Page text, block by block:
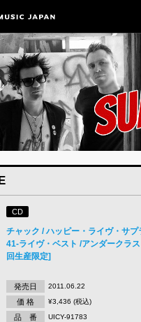
CD
チャック / ハッピー・ライヴ・サ
41-ライヴ・ベスト /アンダークラ
回生産限定]
発売日 2011.06.22
価 格 ¥3,436 (税込)
品 番 UICY-91783